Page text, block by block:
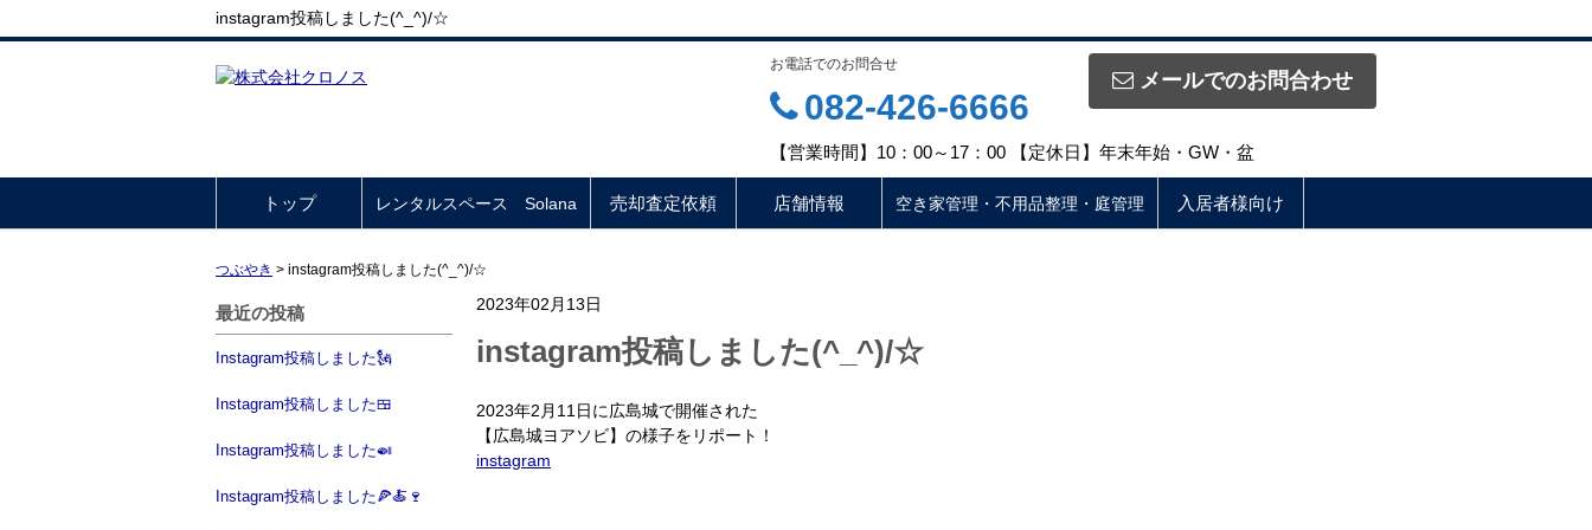
instagram投稿しました(^_^)/☆
メールでのお問合わせ
お電話でのお問合せ
082-426-6666
【営業時間】10：00～17：00 【定休日】年末年始・GW・盆
トップ レンタルスペース Solana 売却査定依頼 店舗情報 空き家管理・不用品整理・庭管理 入居者様向け
つぶやき > instagram投稿しました(^_^)/☆
最近の投稿
Instagram投稿しました🗽
Instagram投稿しました🍱
Instagram投稿しました🍛
Instagram投稿しました🍕🍝🍷
2023年02月13日
instagram投稿しました(^_^)/☆
2023年2月11日に広島城で開催された
【広島城ヨアソビ】の様子をリポート！
instagram